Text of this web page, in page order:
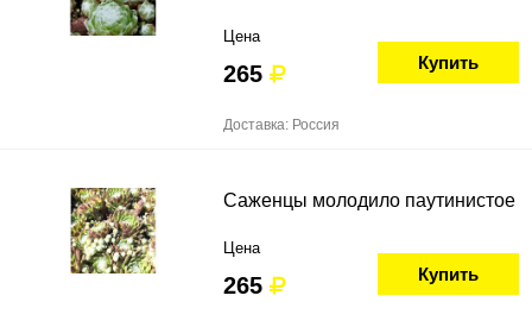
Цена
265 Купить
Доставка: Россия
Саженцы молодило паутинистое
Цена
265 Купить